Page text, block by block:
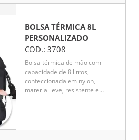
BOLSA TÉRMICA 8L
PERSONALIZADO
COD.: 3708
Bolsa térmica de mão com
capacidade de 8 litros,
confeccionada em nylon,
material leve, resistente e